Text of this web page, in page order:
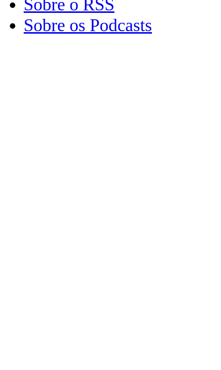
Sobre o RSS
Sobre os Podcasts